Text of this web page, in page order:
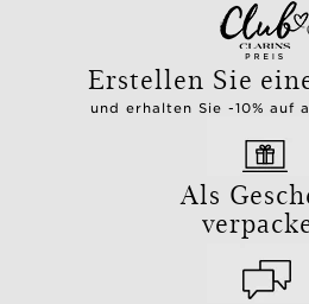
Erstellen Sie
und erhalten Sie -10% auf
Als